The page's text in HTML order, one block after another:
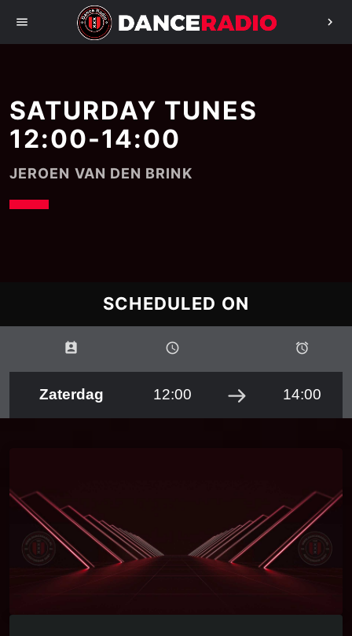
menu chevron_right
SATURDAY TUNES
12:00-14:00
JEROEN VAN DEN BRINK
SCHEDULED ON
perm_contact_calendar schedule access_alarms
Zaterdag 12:00 14:00